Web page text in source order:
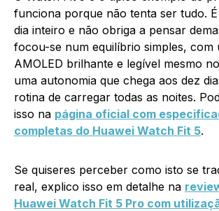
funciona porque não tenta ser tudo.
dia inteiro e não obriga a pensar
focou-se num equilíbrio simples, com
AMOLED brilhante e legível mesmo
uma autonomia que chega aos dez
rotina de carregar todas as noites.
isso na página oficial com
completas do Huawei Watch Fit 5.
Se quiseres perceber como isto se
real, explico isso em detalhe na
Huawei Watch Fit 5 Pro com